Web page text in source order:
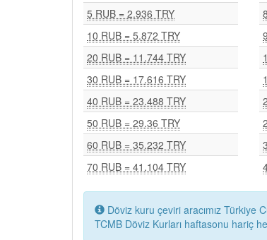
5 RUB = 2.936 TRY
10 RUB = 5.872 TRY
20 RUB = 11.744 TRY
30 RUB = 17.616 TRY
40 RUB = 23.488 TRY
50 RUB = 29.36 TRY
60 RUB = 35.232 TRY
70 RUB = 41.104 TRY
Döviz kuru çeviri aracımız Türkiye
TCMB Döviz Kurları haftasonu hariç